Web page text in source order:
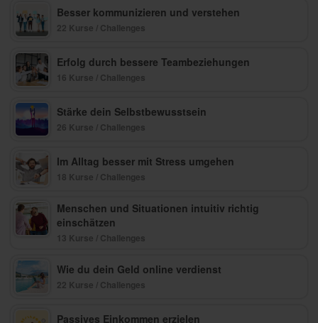
Besser kommunizieren und verstehen
22 Kurse / Challenges
Erfolg durch bessere Teambeziehungen
16 Kurse / Challenges
Stärke dein Selbstbewusstsein
26 Kurse / Challenges
Im Alltag besser mit Stress umgehen
18 Kurse / Challenges
Menschen und Situationen intuitiv richtig
einschätzen
13 Kurse / Challenges
Wie du dein Geld online verdienst
22 Kurse / Challenges
Passives Einkommen erzielen